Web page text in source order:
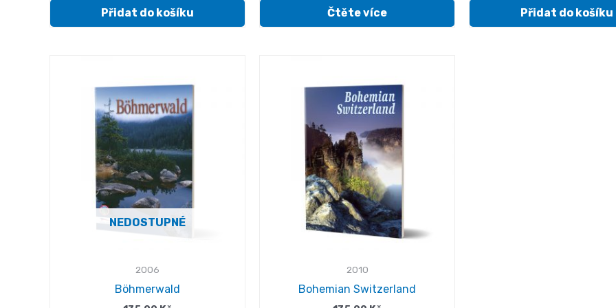
Přidat do košíku Čtěte více Přidat do košíku
NEDOSTUPNÉ
2006
Böhmerwald
2010
Bohemian Switzerland